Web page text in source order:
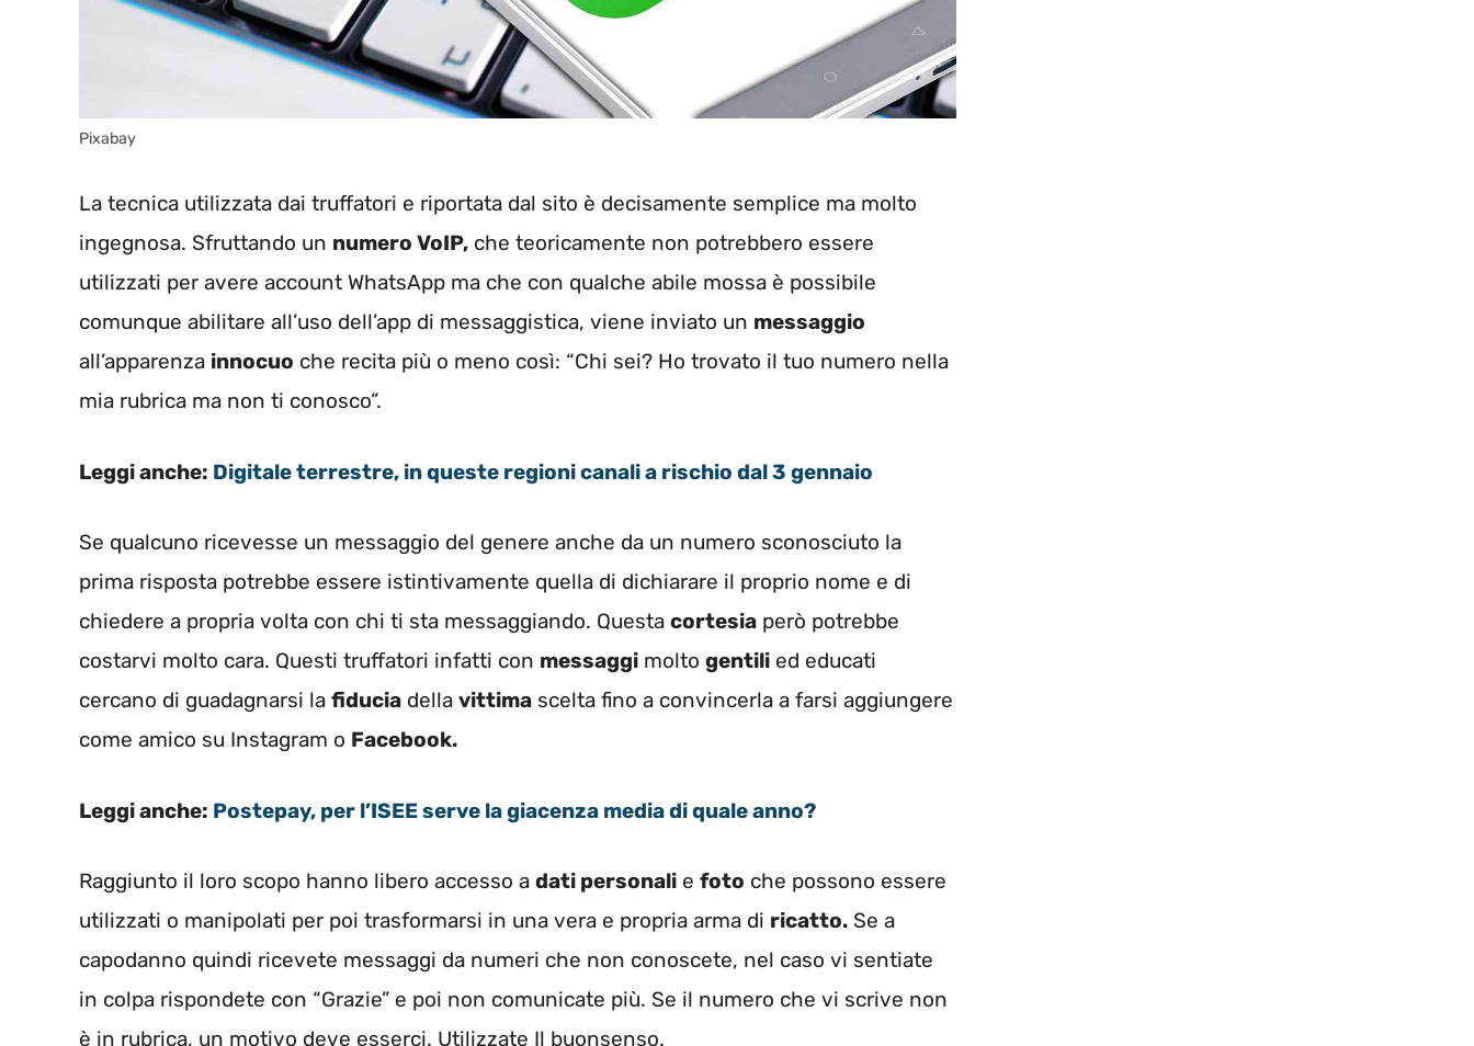
Pixabay
La tecnica utilizzata dai truffatori e riportata dal sito è decisamente semplice ma molto
ingegnosa. Sfruttando un numero VoIP, che teoricamente non potrebbero essere
utilizzati per avere account WhatsApp ma che con qualche abile mossa è possibile
comunque abilitare all’uso dell’app di messaggistica, viene inviato un messaggio
all’apparenza innocuo che recita più o meno così: “Chi sei? Ho trovato il tuo numero nella
mia rubrica ma non ti conosco”.
Leggi anche: Digitale terrestre, in queste regioni canali a rischio dal 3 gennaio
Se qualcuno ricevesse un messaggio del genere anche da un numero sconosciuto la
prima risposta potrebbe essere istintivamente quella di dichiarare il proprio nome e di
chiedere a propria volta con chi ti sta messaggiando. Questa cortesia però potrebbe
costarvi molto cara. Questi truffatori infatti con messaggi molto gentili ed educati
cercano di guadagnarsi la fiducia della vittima scelta fino a convincerla a farsi aggiungere
come amico su Instagram o Facebook.
Leggi anche: Postepay, per l’ISEE serve la giacenza media di quale anno?
Raggiunto il loro scopo hanno libero accesso a dati personali e foto che possono essere
utilizzati o manipolati per poi trasformarsi in una vera e propria arma di ricatto. Se a
capodanno quindi ricevete messaggi da numeri che non conoscete, nel caso vi sentiate
in colpa rispondete con “Grazie” e poi non comunicate più. Se il numero che vi scrive non
è in rubrica, un motivo deve esserci. Utilizzate Il buonsenso.